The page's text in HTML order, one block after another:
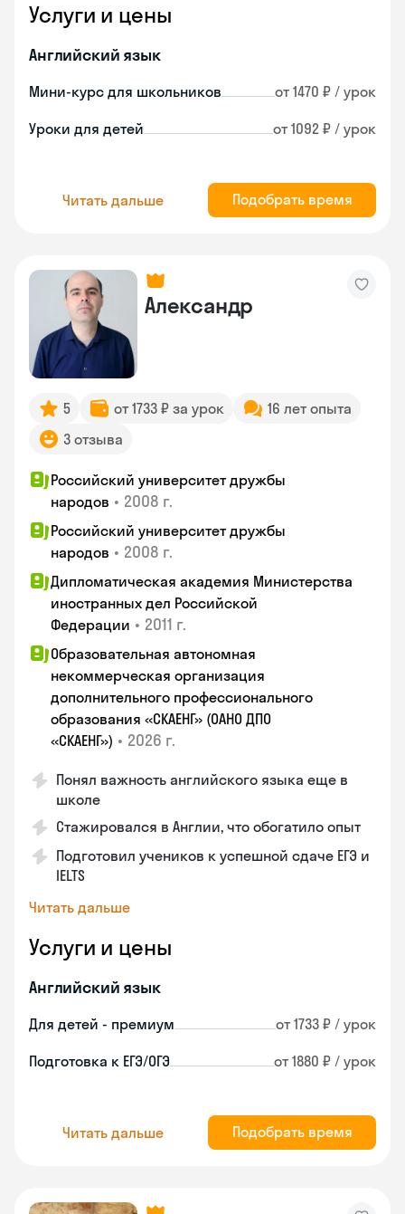
Услуги и цены
Английский язык
Мини-курс для школьников от 1470 ₽ / урок
Уроки для детей от 1092 ₽ / урок
Читать дальше Подобрать время
Александр
5 от 1733 ₽ за урок
16 лет опыта
3 отзыва
Российский университет дружбы
народов • 2008 г.
Российский университет дружбы
народов • 2008 г.
Дипломатическая академия Министерства
иностранных дел Российской
Федерации • 2011 г.
Образовательная автономная
некоммерческая организация
дополнительного профессионального
образования «СКАЕНГ» (ОАНО ДПО
«СКАЕНГ») • 2026 г.
Понял важность английского языка еще в
школе
Стажировался в Англии, что обогатило опыт
Подготовил учеников к успешной сдаче ЕГЭ и
IELTS
Читать дальше
Услуги и цены
Английский язык
Для детей - премиум от 1733 ₽ / урок
Подготовка к ЕГЭ/ОГЭ от 1880 ₽ / урок
Читать дальше Подобрать время